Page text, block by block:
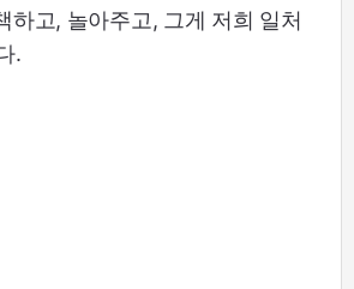
하고, 놀아주고, 그게 저희 일처
.